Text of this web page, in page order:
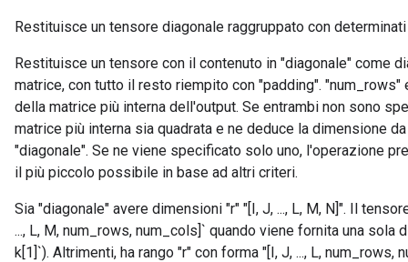
Restituisce un tensore diagonale raggruppato con
Restituisce un tensore con il contenuto in "diagonale" come
matrice, con tutto il resto riempito con "padding".
della matrice più interna dell'output. Se entrambi non sono
matrice più interna sia quadrata e ne deduce la dimensione
"diagonale". Se ne viene specificato solo uno, l'operazione
il più piccolo possibile in base ad altri criteri.
Sia "diagonale" avere dimensioni "r" "[I, J, ..., L, M, N]". Il
..., L, M, num_rows, num_cols]` quando viene fornita una sola
k[1]`). Altrimenti, ha rango "r" con forma "[I, J, ..., L, num_rows,